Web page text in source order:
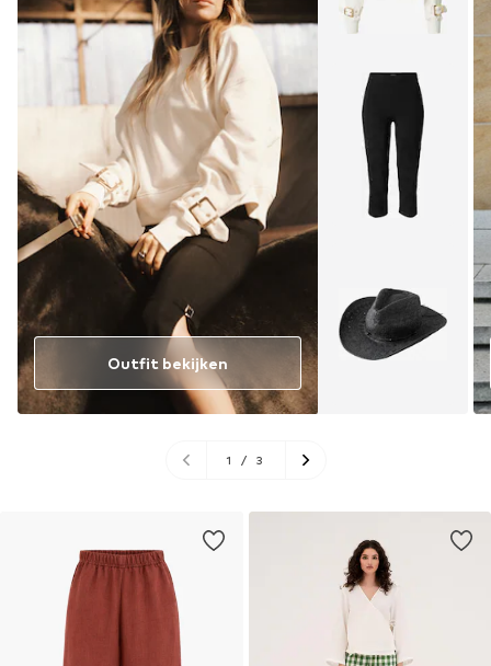
Outfit bekijken
1 / 3